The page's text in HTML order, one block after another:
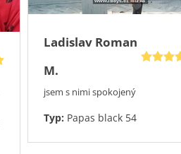
Ladislav Roman
M.
jsem s nimi spokojený
Typ: Papas black 54